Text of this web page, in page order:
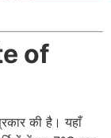
of
की है। यहाँ